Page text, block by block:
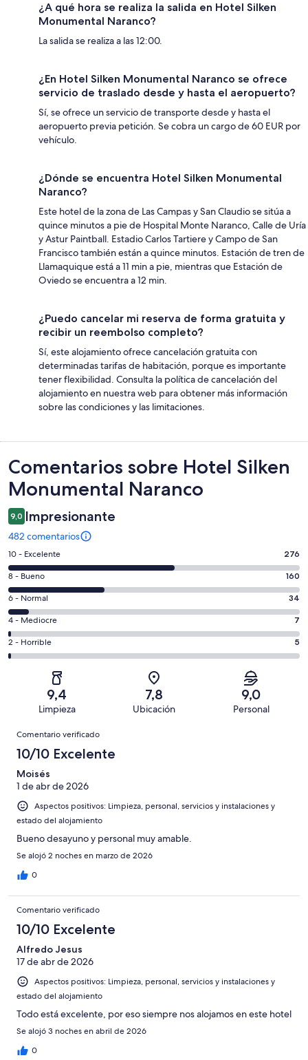
¿A qué hora se realiza la salida en Hotel Silken
Monumental Naranco?
La salida se realiza a las 12:00.
¿En Hotel Silken Monumental Naranco se ofrece
servicio de traslado desde y hasta el aeropuerto?
Sí, se ofrece un servicio de transporte desde y hasta el
aeropuerto previa petición. Se cobra un cargo de 60 EUR por
vehículo.
¿Dónde se encuentra Hotel Silken Monumental
Naranco?
Este hotel de la zona de Las Campas y San Claudio se sitúa a
quince minutos a pie de Hospital Monte Naranco, Calle de Uría
y Astur Paintball. Estadio Carlos Tartiere y Campo de San
Francisco también están a quince minutos. Estación de tren de
Llamaquique está a 11 min a pie, mientras que Estación de
Oviedo se encuentra a 12 min.
¿Puedo cancelar mi reserva de forma gratuita y
recibir un reembolso completo?
Sí, este alojamiento ofrece cancelación gratuita con
determinadas tarifas de habitación, porque es importante
tener flexibilidad. Consulta la política de cancelación del
alojamiento en nuestra web para obtener más información
sobre las condiciones y las limitaciones.
Comentarios
Comentarios sobre Hotel Silken
Monumental Naranco
9,0 Impresionante
482 comentarios
276
comentarios
de
un
total
de
482
con
puntuación
10 - Excelente 276
160
comentarios
de
un
total
de
puntuación
8 - Bueno 160
34
comentarios
de
un
total
puntuación
Normal
6 - Normal 34
7
comentarios
de
una
puntuación
Mediocre
4 - Mediocre 7
5
comentarios
482
una
puntuación
de
Horrible
2 - Horrible 5
9,4
Limpieza
7,8
Ubicación
9,0
Personal
Comentarios
Comentario verificado
10/10 Excelente
Moisés
1 de abr de 2026
Aspectos positivos: Limpieza, personal, servicios y instalaciones y
estado del alojamiento
Bueno desayuno y personal muy amable.
Se alojó 2 noches en marzo de 2026
0
Comentario verificado
10/10 Excelente
Alfredo Jesus
17 de abr de 2026
Aspectos positivos: Limpieza, personal, servicios y instalaciones y
estado del alojamiento
Todo está excelente, por eso siempre nos alojamos en este hotel
Se alojó 3 noches en abril de 2026
0